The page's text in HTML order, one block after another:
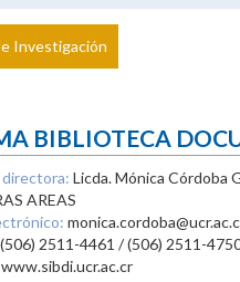
Investigador
Investigación
BIBLIOTECA
Licda. Mónica Córdoba
AREAS
(506) 2511-4461 / (506) 2511-
www.sibdi.ucr.ac.cr